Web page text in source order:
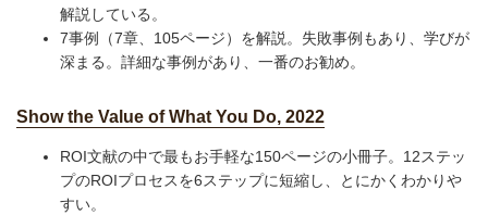
解説している。
7事例（7章、105ページ）を解説。失敗事例もあり、学びが
深まる。詳細な事例があり、一番のお勧め。
Show the Value of What You Do, 2022
ROI文献の中で最もお手軽な150ページの小冊子。12ステッ
プのROIプロセスを6ステップに短縮し、とにかくわかりや
すい。